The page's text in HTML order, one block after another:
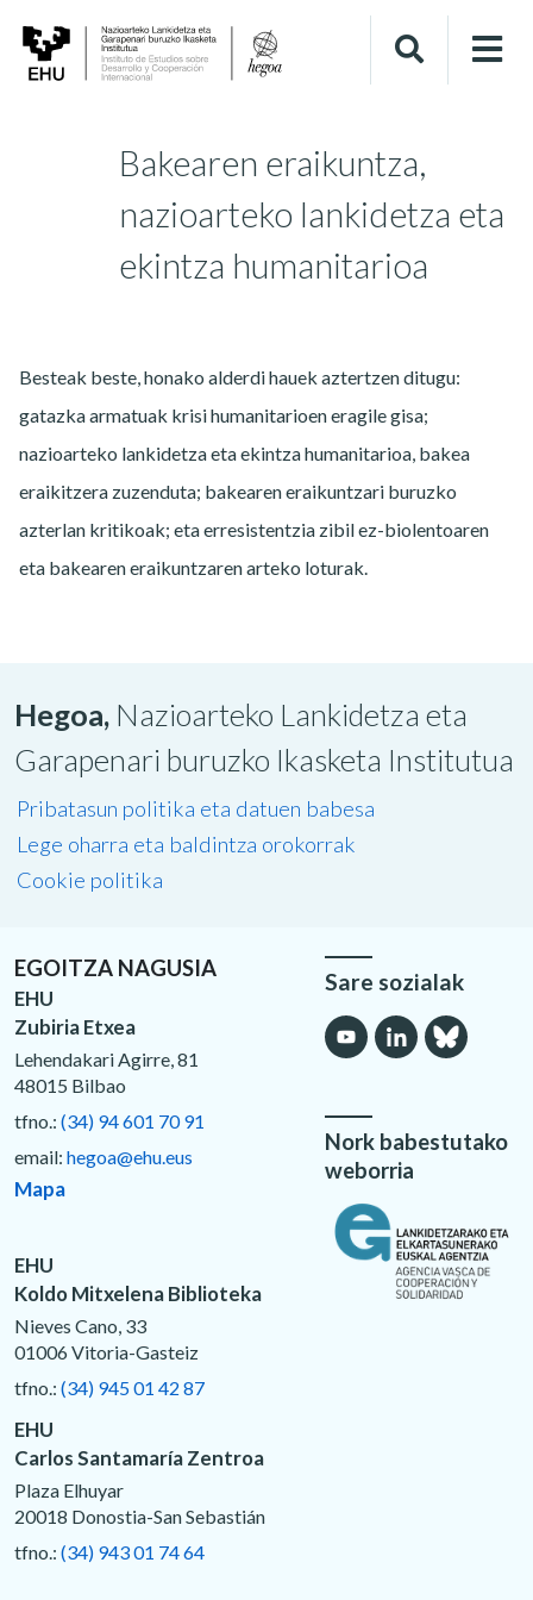
Bakearen eraikuntza,
nazioarteko lankidetza eta
ekintza humanitarioa
Besteak beste, honako alderdi hauek aztertzen ditugu:
gatazka armatuak krisi humanitarioen eragile gisa;
nazioarteko lankidetza eta ekintza humanitarioa, bakea
eraikitzera zuzenduta; bakearen eraikuntzari buruzko
azterlan kritikoak; eta erresistentzia zibil ez-biolentoaren
eta bakearen eraikuntzaren arteko loturak.
Hegoa, Nazioarteko Lankidetza eta
Garapenari buruzko Ikasketa Institutua
Pribatasun politika eta datuen babesa
Lege oharra eta baldintza orokorrak
Cookie politika
EGOITZA NAGUSIA
EHU
Zubiria Etxea
Lehendakari Agirre, 81
48015 Bilbao
tfno.: (34) 94 601 70 91
email: hegoa@ehu.eus
Mapa
EHU
Koldo Mitxelena Biblioteka
Nieves Cano, 33
01006 Vitoria-Gasteiz
tfno.: (34) 945 01 42 87
EHU
Carlos Santamaría Zentroa
Plaza Elhuyar
20018 Donostia-San Sebastián
tfno.: (34) 943 01 74 64
Sare sozialak
Nork babestutako
weborria